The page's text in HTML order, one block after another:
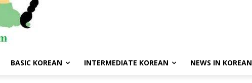
BASIC KOREAN INTERMEDIATE KOREAN NEWS IN KOREAN